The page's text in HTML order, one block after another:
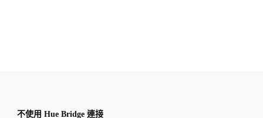
不使用 Hue Bridge 連接